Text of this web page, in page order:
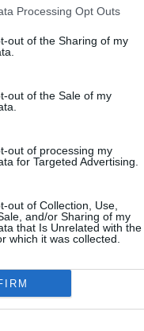
Processing Opt Outs
out of the Sharing of my
out of the Sale of my
out of processing my
for Targeted Advertising.
out of Collection, Use,
and/or Sharing of my
that Is Unrelated with the
which it was collected.
θέμα «Ο Ψηφιακός
στην Πράξη».
της
, συμμετείχε
σε συζήτηση
το Ολοκληρωμένο
Εξυπηρέτησης
που παραδόθηκε στην
Πρόκειται για
με Χρυσό
των Best City
την ουσία της
προσβασιμότητα,